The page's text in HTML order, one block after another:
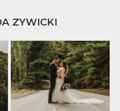
ZYWICKI